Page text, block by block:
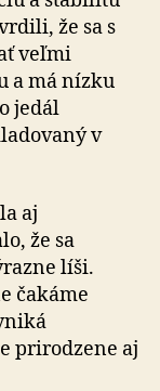
že sa s
veľmi
a má nízku
jedál
v
aj
že sa
líši.
čakáme
prirodzene aj